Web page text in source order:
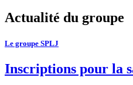
Actualité du groupe
Le groupe SPLJ
Inscriptions pour la